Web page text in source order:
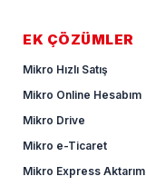
EK ÇÖZÜMLER
Mikro Hızlı Satış
Mikro Online Hesabım
Mikro Drive
Mikro e-Ticaret
Mikro Express Aktarım